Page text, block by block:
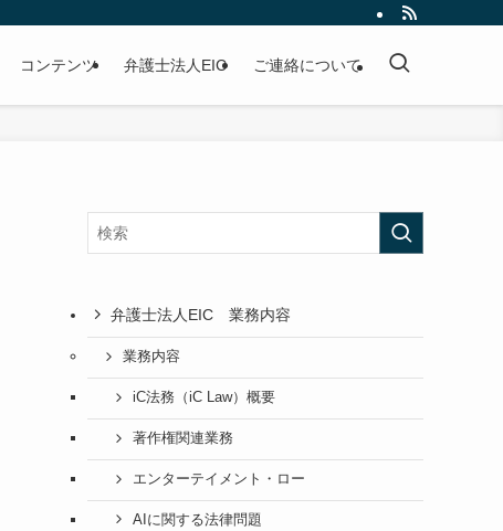
コンテンツ 弁護士法人EIC ご連絡について
弁護士法人EIC 業務内容
業務内容
iC法務（iC Law）概要
著作権関連業務
エンターテイメント・ロー
AIに関する法律問題